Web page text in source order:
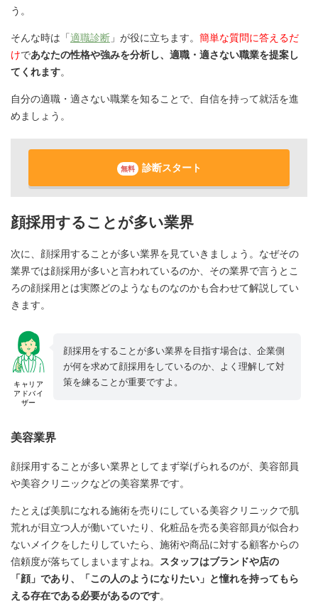
う。
そんな時は「適職診断 」が役に立ちます。 簡単な質問に答えるだ
けであなたの性格や強みを分析し、適職・適さない職業を提案し
てくれます。
自分の適職・適さない職業を知ることで、自信を持って就活を進
めましょう。
無料 診断スタート
顔採用することが多い業界
次に、顔採用することが多い業界を見ていきましょう。なぜその
業界では顔採用が多いと言われているのか、その業界で言うとこ
ろの顔採用とは実際どのようなものなのかも合わせて解説してい
きます。
キャリア
アドバイ
ザー
顔採用をすることが多い業界を目指す場合は、企業側
が何を求めて顔採用をしているのか、よく理解して対
策を練ることが重要ですよ。
美容業界
顔採用することが多い業界としてまず挙げられるのが、美容部員
や美容クリニックなどの美容業界です。
たとえば美肌になれる施術を売りにしている美容クリニックで肌
荒れが目立つ人が働いていたり、化粧品を売る美容部員が似合わ
ないメイクをしたりしていたら、施術や商品に対する顧客からの
信頼度が落ちてしまいますよね。
スタッフはブランドや店の
「顔」であり、「この人のようになりたい」と憧れを持ってもら
える存在である必要があるのです。